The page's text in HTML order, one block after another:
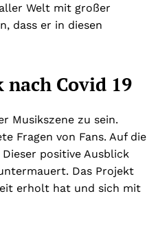
Welt mit großer
dass er in diesen
Covid 19
Musikszene zu sein.
Fragen von Fans. Auf die
positive Ausblick
Das Projekt
erholt hat und sich mit